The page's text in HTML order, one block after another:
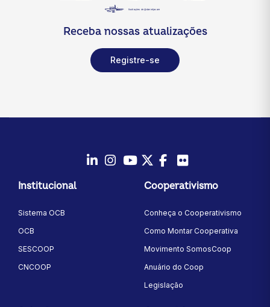
Receba nossas atualizações
Registre-se
Instagram
YoutubeTwitter/X
Facebook
Institucional
Sistema OCB
OCB
SESCOOP
CNCOOP
Cooperativismo
Conheça o Cooperativismo
Como Montar Cooperativa
Movimento SomosCoop
Anuário do Coop
Legislação